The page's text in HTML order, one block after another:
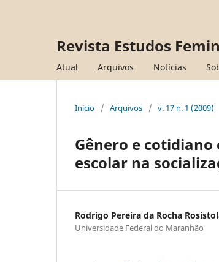
Revista Estudos
Atual Arquivos Notícias
Início / Arquivos / v. 17 n. 1 (2009)
Gênero e
escolar na
Rodrigo Pereira da Rocha
Universidade Federal do Maranhão